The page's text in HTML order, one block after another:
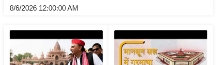
ज्ञ
य
ज
8/6/2026 12:00:00 AM